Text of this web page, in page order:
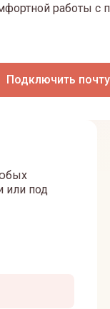
работы с
Подключить почту
или под